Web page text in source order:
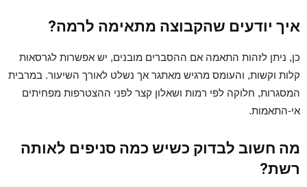
איך יודעים שהקבוצה מתאימה לרמה?
כן, ניתן לזהות התאמה אם ההסברים מובנים, יש אפשרות לגרסאות
קלות וקשות, והעומס מרגיש מאתגר אך נשלט לאורך השיעור. במרבית
המסגרות, חלוקה לפי רמות ושאלון קצר לפני ההצטרפות מפחיתים
אי-התאמות.
מה חשוב לבדוק כשיש כמה סניפים לאותה
רשת?